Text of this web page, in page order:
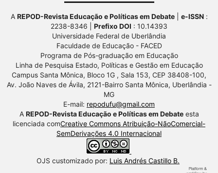
A REPOD-Revista Educação e Políticas em Debate| e-ISSN:
2238-8346 | Prefixo DOI : 10.14393
Universidade Federal de Uberlândia
Faculdade de Educação - FACED
Programa de Pós-graduação em Educação
Linha de Pesquisa Estado, Políticas e Gestão em Educação
Campus Santa Mônica, Bloco 1G , Sala 153, CEP 38408-100,
Av. João Naves de Ávila, 2121-Bairro Santa Mônica, Uberlândia -
MG
E-mail: repodufu@gmail.com
A REPOD-Revista Educação e Políticas em Debateesta
licenciada comCreative Commons Atribuição-NãoComercial-
SemDerivações 4.0 Internacional
OJS customizado por: Luis Andrés Castillo B.